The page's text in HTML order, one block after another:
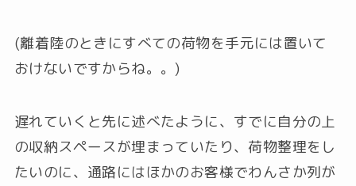
(離着陸のときにすべての荷物を手元には置いて
おけないですからね。。)
遅れていくと先に述べたように、すでに自分の上
の収納スペースが埋まっていたり、荷物整理をし
たいのに、通路にはほかのお客様でわんさか列が